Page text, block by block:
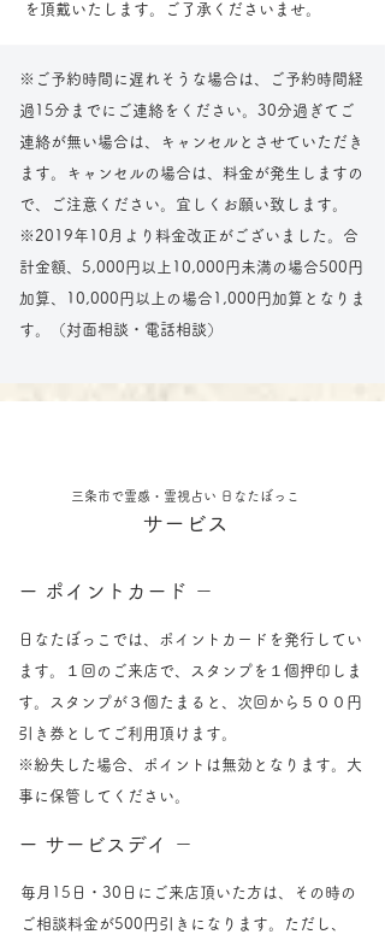
を頂戴いたします。ご了承くださいませ。
※ご予約時間に遅れそうな場合は、ご予約時間経
過15分までにご連絡をください。30分過ぎてご
連絡が無い場合は、キャンセルとさせていただき
ます。キャンセルの場合は、料金が発生しますの
で、ご注意ください。宜しくお願い致します。
​※2019年10月より料金改正がございました。合
計金額、5,000円以上10,000円未満の場合500円
加算、10,000円以上の場合1,000円加算となりま
す。（対面相談・電話相談）
三条市で霊感・霊視占い 日なたぼっこ
​サービス
ー ポイントカード －
日なたぼっこでは、ポイントカードを発行してい
ます。１回のご来店で、スタンプを１個押印しま
す。スタンプが３個たまると、次回から５００円
引き券としてご利用頂けます。
​※紛失した場合、ポイントは無効となります。大
事に保管してください。
ー サービスデイ －
毎月15日・30日にご来店頂いた方は、その時の
ご相談料金が500円引きになります。ただし、